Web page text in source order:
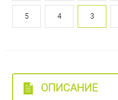
5 4 3
ОПИСАНИЕ